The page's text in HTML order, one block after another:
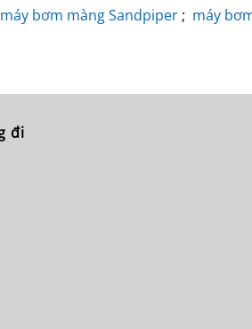
máy bơm màng Sandpiper ; máy
đi